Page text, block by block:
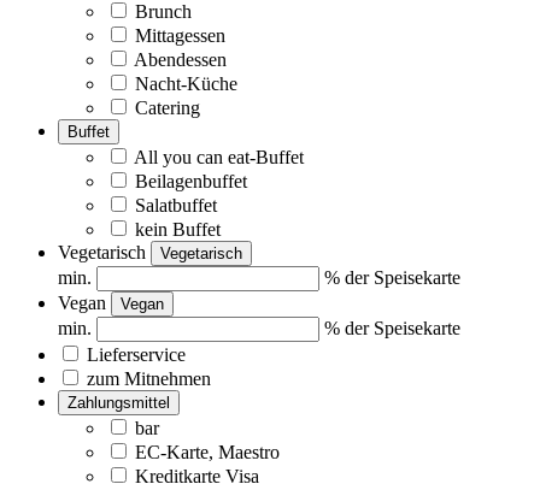
Brunch
Mittagessen
Abendessen
Nacht-Küche
Catering
Buffet
All you can eat-Buffet
Beilagenbuffet
Salatbuffet
kein Buffet
Vegetarisch
Vegetarisch
min.
% der Speisekarte
Vegan
Vegan
min.
% der Speisekarte
Lieferservice
zum Mitnehmen
Zahlungsmittel
bar
EC-Karte, Maestro
Kreditkarte Visa